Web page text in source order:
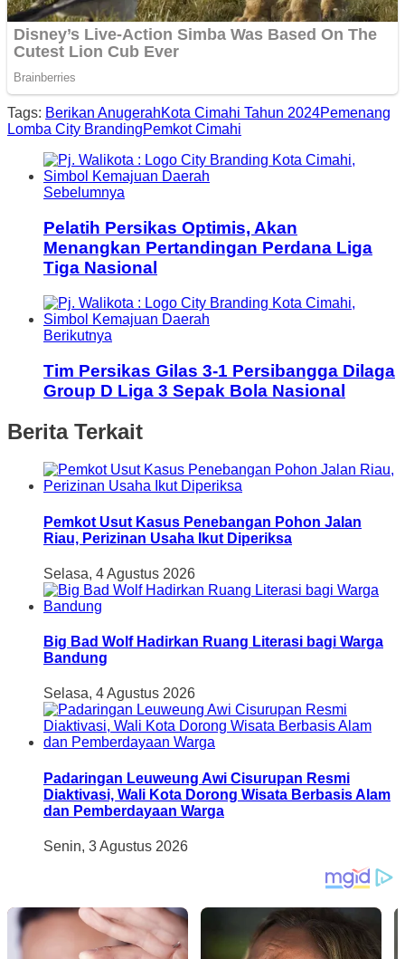
Tags: Berikan AnugerahKota Cimahi Tahun 2024Pemenang
Lomba City BrandingPemkot Cimahi
Sebelumnya
Pelatih Persikas Optimis, Akan
Menangkan Pertandingan Perdana Liga
Tiga Nasional
Berikutnya
Tim Persikas Gilas 3-1 Persibangga Dilaga
Group D Liga 3 Sepak Bola Nasional
Berita Terkait
Pemkot Usut Kasus Penebangan Pohon Jalan
Riau, Perizinan Usaha Ikut Diperiksa
Selasa, 4 Agustus 2026
Big Bad Wolf Hadirkan Ruang Literasi bagi Warga
Bandung
Selasa, 4 Agustus 2026
Padaringan Leuweung Awi Cisurupan Resmi
Diaktivasi, Wali Kota Dorong Wisata Berbasis Alam
dan Pemberdayaan Warga
Senin, 3 Agustus 2026